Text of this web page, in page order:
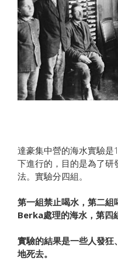
達豪集中營的海水實驗
下進行的，目的是為了
法。實驗分四組。
第一組禁止喝水，第二
Berka處理的海水，第四
實驗的結果是一些人發
地死去。